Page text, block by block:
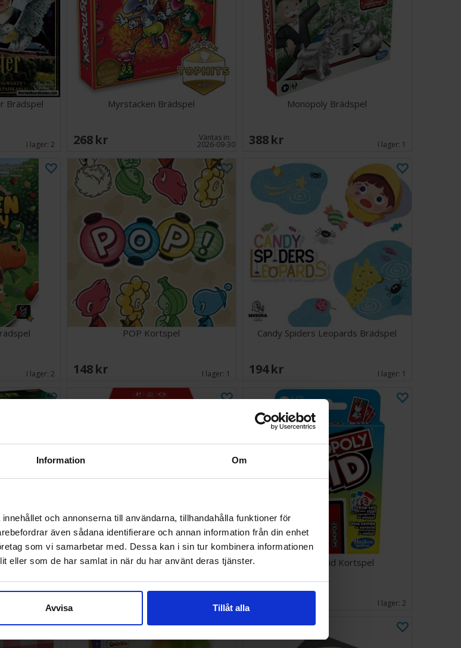
Information Om
och annonserna till användarna, tillhandahålla funktioner för
även sådana identifierare och annan information från din enhet
som vi samarbetar med. Dessa kan i sin tur kombinera informationen
eller som de har samlat in när du har använt deras tjänster.
Avvisa Tillåt alla
Brädspel
I lager:2
Myrstacken Brädspel
268 SEK Väntas in:
2026-09-30
Monopoly Brädspel
388 SEK I lager: 1
I lager:2
POP Kortspel
148 SEK I lager: 1
Candy Spiders Leopards Brädspel
194 SEK I lager: 1
I lager:
AdUndas Brädspel
I lager:1
Monopoly Bid Kortspel
I lager:2